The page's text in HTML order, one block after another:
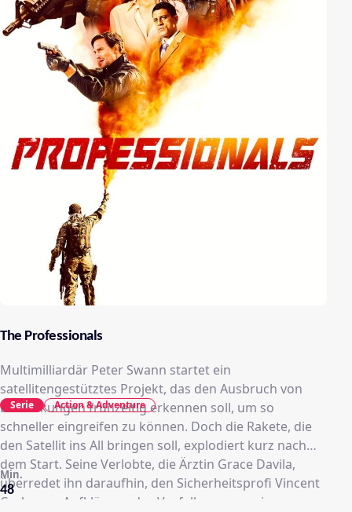
The Professionals
Multimilliardär Peter Swann startet ein
satellitengestütztes Projekt, das den Ausbruch von
Erkrankungen frühzeitig erkennen soll, um so
schneller eingreifen zu können. Doch die Rakete, die
den Satellit ins All bringen soll, explodiert kurz nach
dem Start. Seine Verlobte, die Ärztin Grace Davila,
überredet ihn daraufhin, den Sicherheitsprofi Vincent
Corbo zur Aufklärung des Vorfalls zu engagieren.
48
Min.
Serie Action & Adventure